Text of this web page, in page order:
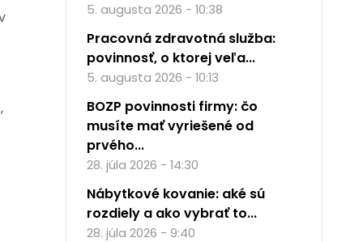
5. augusta 2026 - 10:38
Pracovná zdravotná služba:
povinnosť, o ktorej veľa...
5. augusta 2026 - 10:13
BOZP povinnosti firmy: čo
musíte mať vyriešené od
prvého...
28. júla 2026 - 14:30
Nábytkové kovanie: aké sú
rozdiely a ako vybrať to...
28. júla 2026 - 9:40